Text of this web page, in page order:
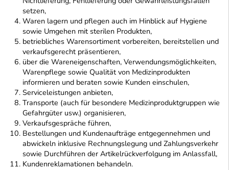
setzen,
Waren lagern und pflegen auch im Hinblick auf Hygiene
sowie Umgehen mit sterilen Produkten,
betriebliches Warensortiment vorbereiten, bereitstellen und
verkaufsgerecht präsentieren,
über die Wareneigenschaften, Verwendungsmöglichkeiten,
Warenpflege sowie Qualität von Medizinprodukten
informieren und beraten sowie Kunden einschulen,
Serviceleistungen anbieten,
Transporte (auch für besondere Medizinproduktgruppen wie
Gefahrgüter usw.) organisieren,
Verkaufsgespräche führen,
Bestellungen und Kundenaufträge entgegennehmen und
abwickeln inklusive Rechnungslegung und Zahlungsverkehr
sowie Durchführen der Artikelrückverfolgung im Anlassfall,
Kundenreklamationen behandeln.